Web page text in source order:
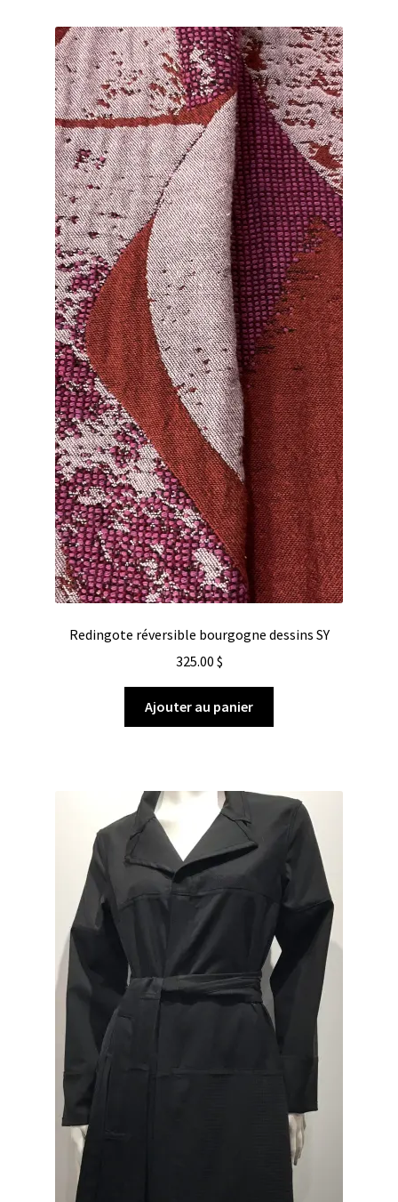
Redingote réversible bourgogne dessins SY
325.00 $
Ajouter au panier